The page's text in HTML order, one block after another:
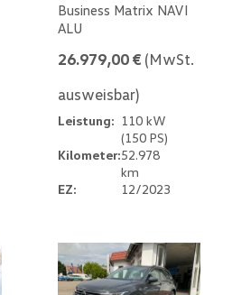
Business Matrix NAVI
ALU
26.979,00 € (MwSt.
ausweisbar)
Leistung: 110 kW
(150 PS)
Kilometer:52.978
km
EZ:
12/2023